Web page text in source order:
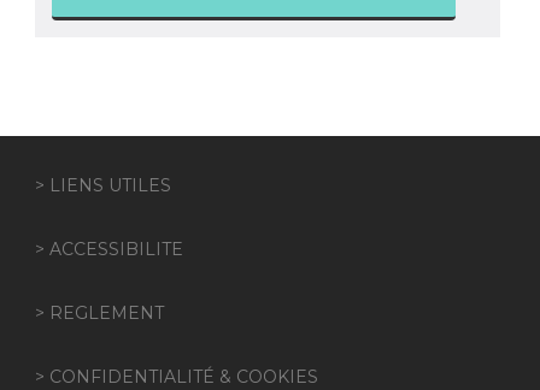
> LIENS UTILES
> ACCESSIBILITE
> REGLEMENT
> CONFIDENTIALITÉ & COOKIES